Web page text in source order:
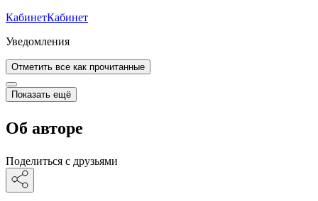
КабинетКабинет
Уведомления
Отметить все как прочитанные
Показать ещё
Об авторе
Поделиться с друзьями